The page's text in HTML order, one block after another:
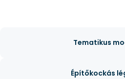
Tematikus
Építőkockás